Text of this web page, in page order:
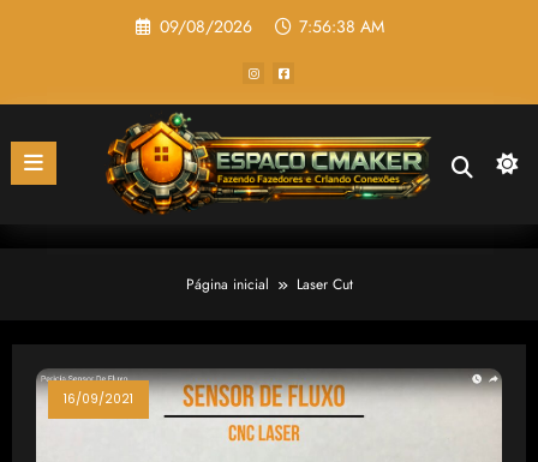
09/08/2026 7:56:38 AM
Página inicial Laser Cut
16/09/2021